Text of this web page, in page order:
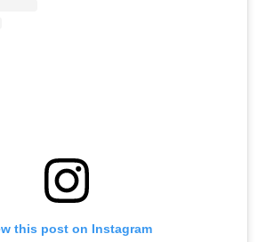
this post on Instagram